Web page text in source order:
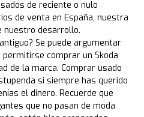
de reciente o nulo
de venta en España, nuestra
nuestro desarrollo.
Se puede argumentar
comprar un Skoda
de la marca. Comprar usado
si siempre has querido
el dinero. Recuerde que
que no pasan de moda